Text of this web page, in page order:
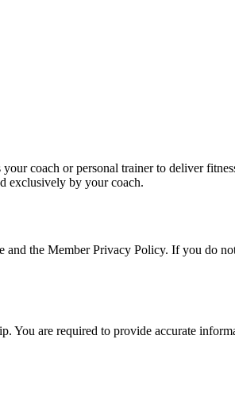
coach or personal trainer to deliver
exclusively by your coach.
and the Member Privacy Policy. If you do
You are required to provide accurate